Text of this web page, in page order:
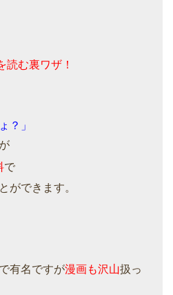
読む裏ワザ！
？」
で
ができます。
有名ですが漫画も沢山扱っ